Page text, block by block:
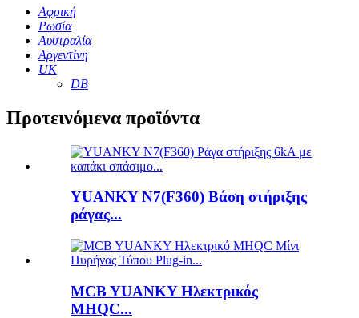
Αφρική
Ρωσία
Αυστραλία
Αργεντίνη
UK
DB
Προτεινόμενα προϊόντα
YUANKY N7(F360) Βάση στήριξης
ράγας...
MCB YUANKY Ηλεκτρικός
MHQC...